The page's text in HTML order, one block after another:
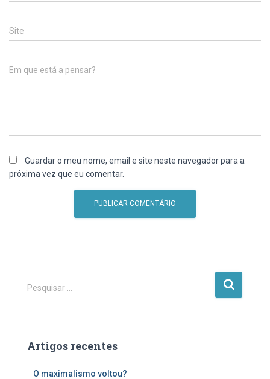
Site
Em que está a pensar?
Guardar o meu nome, email e site neste navegador para a
próxima vez que eu comentar.
P
e
i
Pesquisar …
Artigos recentes
O maximalismo voltou?